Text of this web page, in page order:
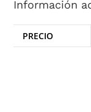
Información
PRECIO